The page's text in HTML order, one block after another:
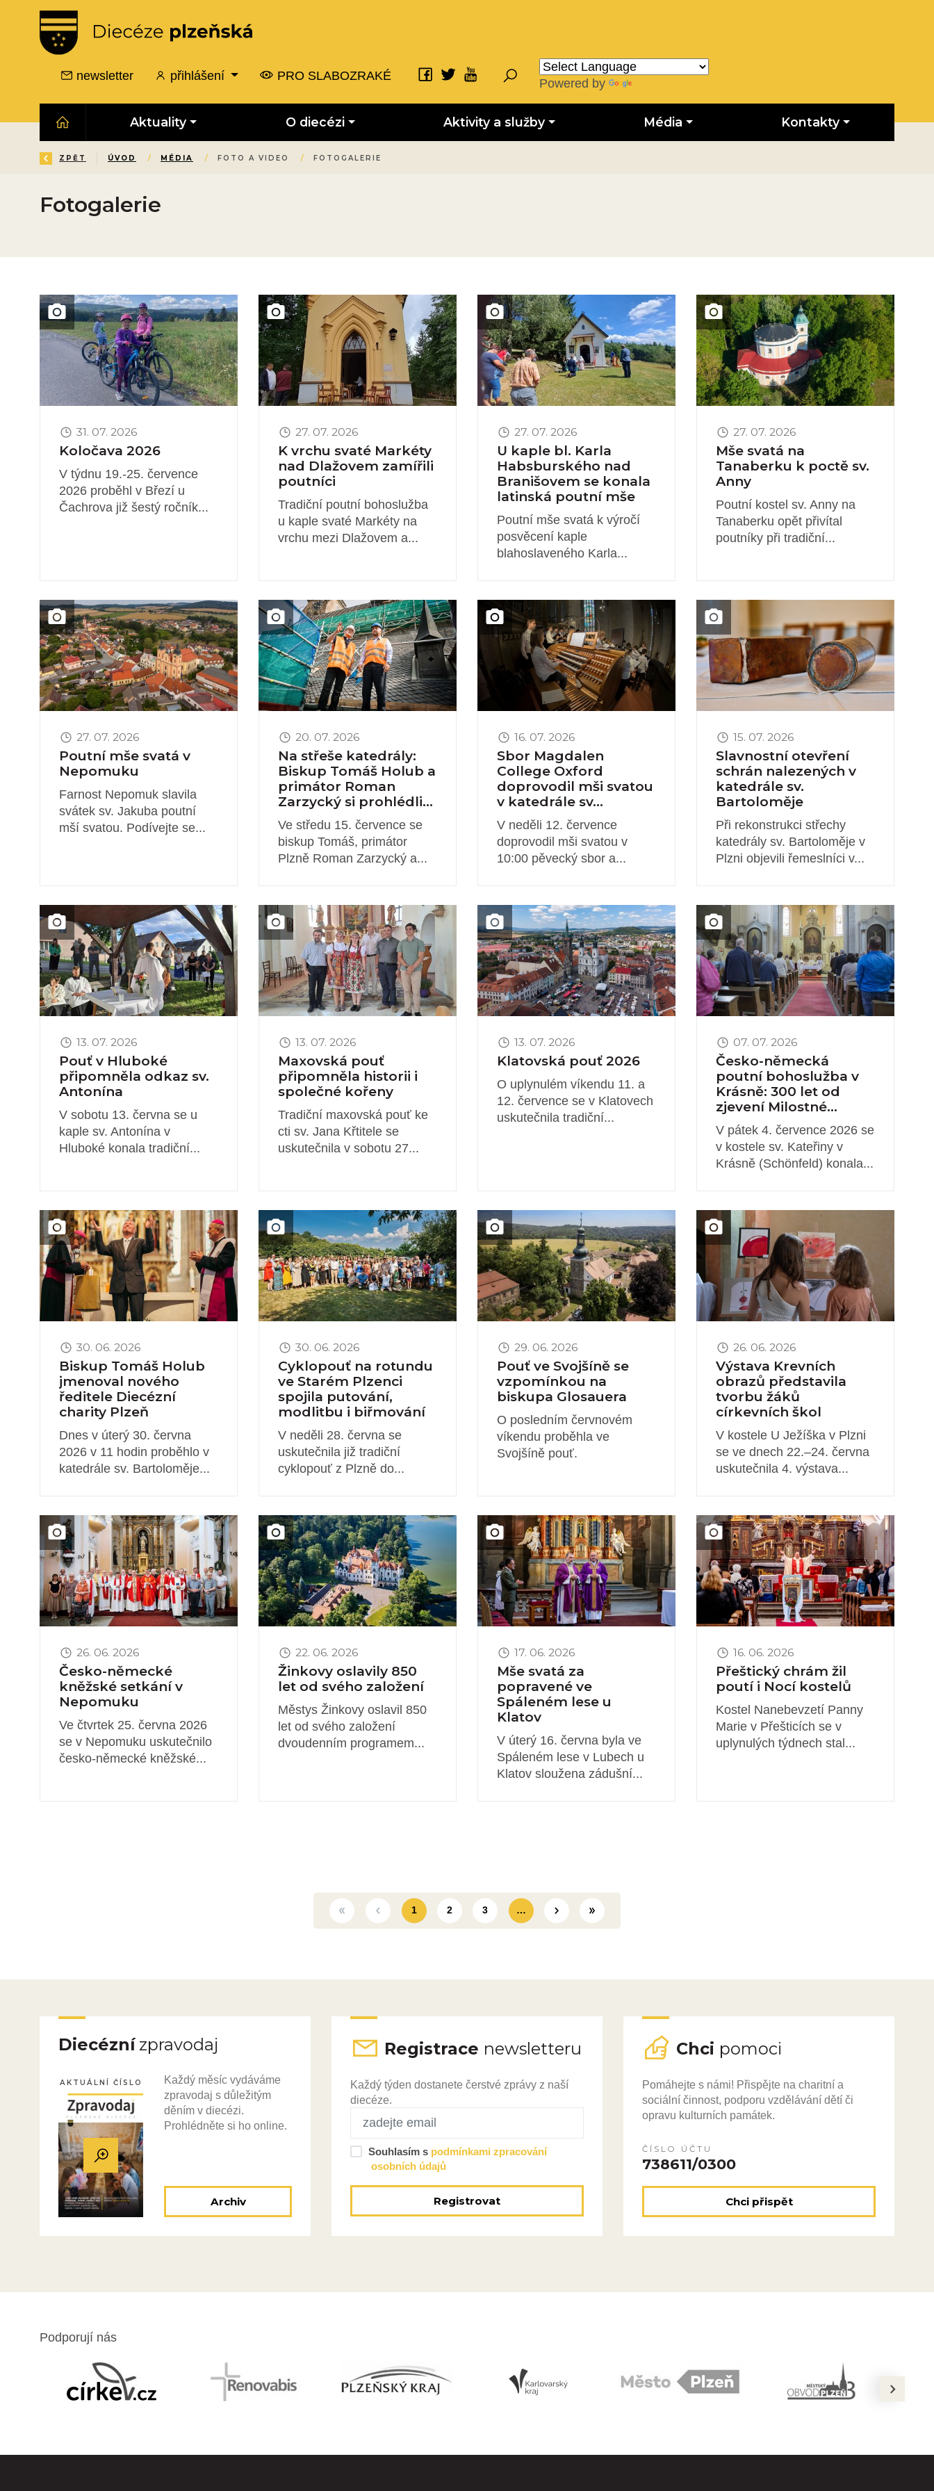
newsletter přihlášení PRO SLABOZRAKÉ
Powered by
Aktuality O diecézi Aktivity a služby Média Kontakty
ZPĚT ÚVOD / MÉDIA / FOTO A VIDEO / FOTOGALERIE
Fotogalerie
Obrázek novinky
31. 07. 2026
Koločava 2026
V týdnu 19.-25. července
2026 proběhl v Březí u
Čachrova již šestý ročník...
Obrázek novinky
27. 07. 2026
K vrchu svaté Markéty
nad Dlažovem zamířili
poutníci
Tradiční poutní bohoslužba
u kaple svaté Markéty na
vrchu mezi Dlažovem a...
Obrázek novinky
27. 07. 2026
U kaple bl. Karla
Habsburského nad
Branišovem se konala
latinská poutní mše
Poutní mše svatá k výročí
posvěcení kaple
blahoslaveného Karla...
Obrázek novinky
27. 07. 2026
Mše svatá na
Tanaberku k poctě sv.
Anny
Poutní kostel sv. Anny na
Tanaberku opět přivítal
poutníky při tradiční...
Obrázek novinky
27. 07. 2026
Poutní mše svatá v
Nepomuku
Farnost Nepomuk slavila
svátek sv. Jakuba poutní
mší svatou. Podívejte se...
Obrázek novinky
20. 07. 2026
Na střeše katedrály:
Biskup Tomáš Holub a
primátor Roman
Zarzycký si prohlédli...
Ve středu 15. července se
biskup Tomáš, primátor
Plzně Roman Zarzycký a...
Obrázek novinky
16. 07. 2026
Sbor Magdalen
College Oxford
doprovodil mši svatou
v katedrále sv...
V neděli 12. července
doprovodil mši svatou v
10:00 pěvecký sbor a...
Obrázek novinky
15. 07. 2026
Slavnostní otevření
schrán nalezených v
katedrále sv.
Bartoloměje
Při rekonstrukci střechy
katedrály sv. Bartoloměje v
Plzni objevili řemeslníci v...
Obrázek novinky
13. 07. 2026
Pouť v Hluboké
připomněla odkaz sv.
Antonína
V sobotu 13. června se u
kaple sv. Antonína v
Hluboké konala tradiční...
Obrázek novinky
13. 07. 2026
Maxovská pouť
připomněla historii i
společné kořeny
Tradiční maxovská pouť ke
cti sv. Jana Křtitele se
uskutečnila v sobotu 27...
Obrázek novinky
13. 07. 2026
Klatovská pouť 2026
O uplynulém víkendu 11. a
12. července se v Klatovech
uskutečnila tradiční...
Obrázek novinky
07. 07. 2026
Česko-německá
poutní bohoslužba v
Krásně: 300 let od
zjevení Milostné...
V pátek 4. července 2026 se
v kostele sv. Kateřiny v
Krásně (Schönfeld) konala...
Obrázek novinky
30. 06. 2026
Biskup Tomáš Holub
jmenoval nového
ředitele Diecézní
charity Plzeň
Dnes v úterý 30. června
2026 v 11 hodin proběhlo v
katedrále sv. Bartoloměje...
Obrázek novinky
30. 06. 2026
Cyklopouť na rotundu
ve Starém Plzenci
spojila putování,
modlitbu i biřmování
V neděli 28. června se
uskutečnila již tradiční
cyklopouť z Plzně do...
Obrázek novinky
29. 06. 2026
Pouť ve Svojšíně se
vzpomínkou na
biskupa Glosauera
O posledním červnovém
víkendu proběhla ve
Svojšíně pouť.
Obrázek novinky
26. 06. 2026
Výstava Krevních
obrazů představila
tvorbu žáků
církevních škol
V kostele U Ježíška v Plzni
se ve dnech 22.–24. června
uskutečnila 4. výstava...
Obrázek novinky
26. 06. 2026
Česko-německé
kněžské setkání v
Nepomuku
Ve čtvrtek 25. června 2026
se v Nepomuku uskutečnilo
česko-německé kněžské...
Obrázek novinky
22. 06. 2026
Žinkovy oslavily 850
let od svého založení
Městys Žinkovy oslavil 850
let od svého založení
dvoudenním programem...
Obrázek novinky
17. 06. 2026
Mše svatá za
popravené ve
Spáleném lese u
Klatov
V úterý 16. června byla ve
Spáleném lese v Lubech u
Klatov sloužena zádušní...
Obrázek novinky
16. 06. 2026
Přeštický chrám žil
poutí i Nocí kostelů
Kostel Nanebevzetí Panny
Marie v Přešticích se v
uplynulých týdnech stal...
1 2 3 …
Diecéznízpravodaj
AKTUÁLNÍ ČÍSLO
Každý měsíc vydáváme
zpravodaj s důležitým
děním v diecézi.
Prohlédněte si ho online.
Archiv
Registrace newsletteru
Každý týden dostanete čerstvé zprávy z naší
diecéze.
Souhlasím s podmínkami zpracování
osobních údajů
Registrovat
Chci pomoci
Pomáhejte s námi! Přispějte na charitní a
sociální činnost, podporu vzdělávání dětí či
opravu kulturních památek.
ČÍSLO ÚČTU
738611/0300
Chci přispět
Podporují nás
next